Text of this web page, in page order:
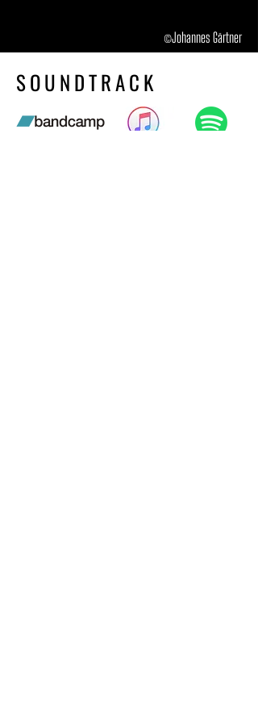
©Johannes Gärtner
SOUNDTRACK